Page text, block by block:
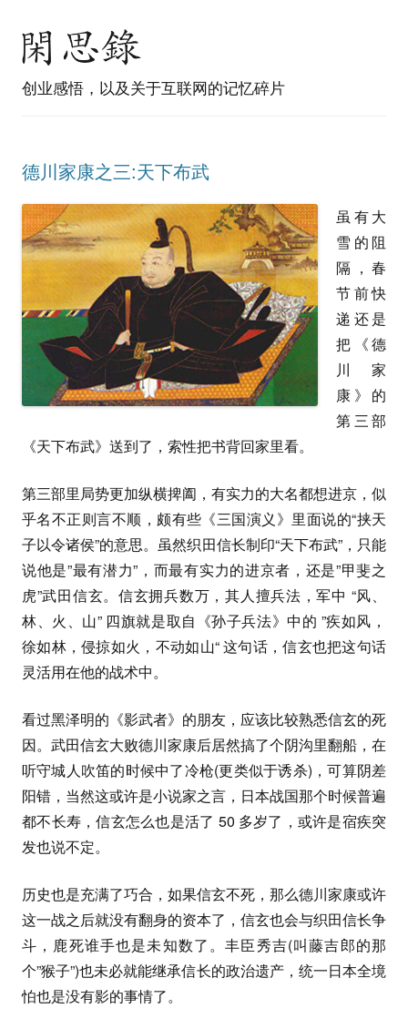
创业感悟，以及关于互联网的记忆碎片
德川家康之三:天下布武
虽有大
雪的阻
隔，春
节前快
递还是
把《德
川家
康》的
第三部
《天下布武》送到了，索性把书背回家里看。
第三部里局势更加纵横捭阖，有实力的大名都想进京，似
乎名不正则言不顺，颇有些《三国演义》里面说的“挟天
子以令诸侯”的意思。虽然织田信长制印“天下布武”，只能
说他是”最有潜力”，而最有实力的进京者，还是”甲斐之
虎”武田信玄。信玄拥兵数万，其人擅兵法，军中 “风、
林、火、山” 四旗就是取自《孙子兵法》中的 ”疾如风，
徐如林，侵掠如火，不动如山“ 这句话，信玄也把这句话
灵活用在他的战术中。
看过黑泽明的《影武者》的朋友，应该比较熟悉信玄的死
因。武田信玄大败德川家康后居然搞了个阴沟里翻船，在
听守城人吹笛的时候中了冷枪(更类似于诱杀)，可算阴差
阳错，当然这或许是小说家之言，日本战国那个时候普遍
都不长寿，信玄怎么也是活了 50 多岁了，或许是宿疾突
发也说不定。
历史也是充满了巧合，如果信玄不死，那么德川家康或许
这一战之后就没有翻身的资本了，信玄也会与织田信长争
斗，鹿死谁手也是未知数了。丰臣秀吉(叫藤吉郎的那
个”猴子”)也未必就能继承信长的政治遗产，统一日本全境
怕也是没有影的事情了。